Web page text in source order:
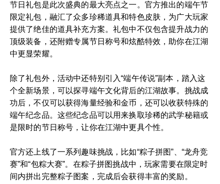
节日礼包是此次盛典的最大亮点之一。官方推出的端午节
限定礼包，融汇了众多珍稀道具和特色皮肤，为广大玩家
提供了绝佳的道具补充方案。礼包中不仅包含提升战力的
顶级装备，还附赠专属节日称号和炫酷特效，助你在江湖
中更显荣耀。
除了礼包外，活动中还特别引入“端午传说”副本，踏入这
个全新场景，可以探寻端午文化背后的江湖故事。挑战成
功后，不仅可以获得海量经验和金币，还可以收获特殊的
端午纪念品。这些纪念品可以用来换取珍稀的武学秘籍或
是限时的节日称号，让你在江湖中更具个性。
官方还上线了一系列趣味挑战，比如“粽子拼图”、“龙舟竞
赛”和“包粽大赛”。在粽子拼图挑战中，玩家需要在限定时
间内拼出完整粽子图案，完成后会获得丰富的奖励。